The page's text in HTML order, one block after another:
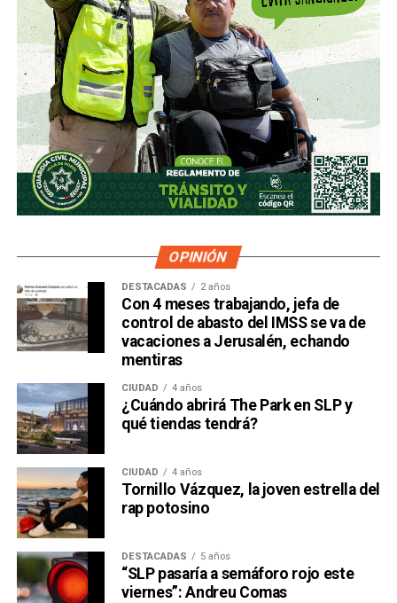
OPINIÓN
DESTACADAS 2 años
Con 4 meses trabajando, jefa de
control de abasto del IMSS se va de
vacaciones a Jerusalén, echando
mentiras
CIUDAD 4 años
¿Cuándo abrirá The Park en SLP y
qué tiendas tendrá?
CIUDAD 4 años
Tornillo Vázquez, la joven estrella del
rap potosino
DESTACADAS 5 años
“SLP pasaría a semáforo rojo este
viernes”: Andreu Comas